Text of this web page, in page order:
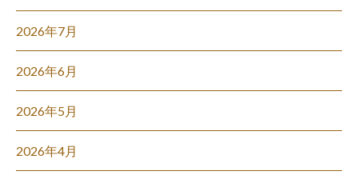
2026年7月
2026年6月
2026年5月
2026年4月